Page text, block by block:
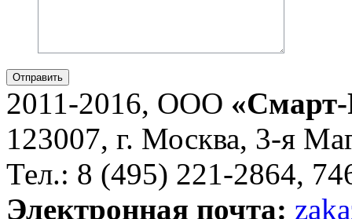
Отправить
2011-2016, ООО
123007, г. Москва, 3-я
Тел.: 8 (495) 221-2864,
Электронная почта: